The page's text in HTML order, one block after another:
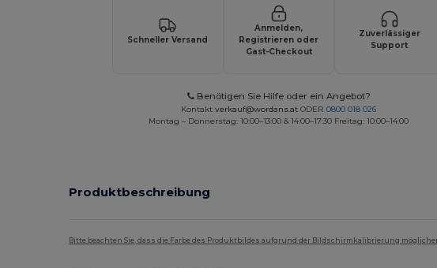
Schneller Versand
Anmelden,
Registrieren oder
Gast-Checkout
Zuverlässiger
Support
Benötigen Sie Hilfe oder ein Angebot?
Kontaktverkauf@wordans.at ODER0800 018 026
Montag – Donnerstag: 10:00–13:00 & 14:00–17:30 Freitag: 10:00–14:00
Produktbeschreibung
Bitte beachten Sie, dass die Farbe des Produktbildes aufgrund der Bildschirmkalibrierung